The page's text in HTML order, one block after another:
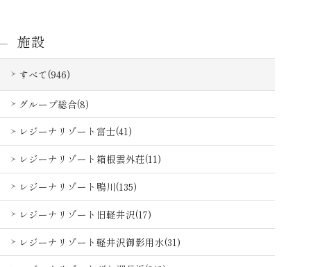
施設
すべて(946)
グループ総合(8)
レジーナリゾート富士(41)
レジーナリゾート箱根雲外荘(11)
レジーナリゾート鴨川(135)
レジーナリゾート旧軽井沢(17)
レジーナリゾート軽井沢御影用水(31)